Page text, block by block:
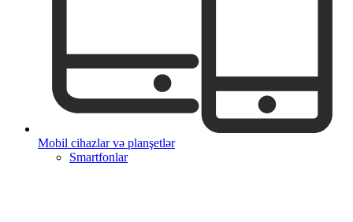
Mobil cihazlar və planşetlər
Smartfonlar